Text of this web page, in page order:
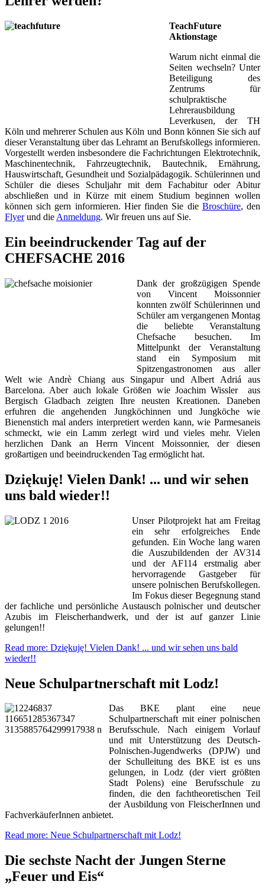
TeachFuture
Aktionstage
Warum nicht einmal die
Seiten wechseln? Unter
Beteiligung des
Zentrums für
schulpraktische
Lehrerausbildung
Leverkusen, der TH
Köln und mehrerer Schulen aus Köln und Bonn können Sie sich auf
dieser Veranstaltung über das Lehramt an Berufskollegs informieren.
Vorgestellt werden insbesondere die Fachrichtungen Elektrotechnik,
Maschinentechnik, Fahrzeugtechnik, Bautechnik, Ernährung,
Hauswirtschaft, Gesundheit und Sozialpädagogik. Schülerinnen und
Schüler die dieses Schuljahr mit dem Fachabitur oder Abitur
abschließen und in Kürze mit einem Studium beginnen wollen
können sich gern informieren. Hier finden Sie die Broschüre, den
Flyerund die Anmeldung. Wir freuen uns auf Sie.
Ein beeindruckender Tag auf der
CHEFSACHE 2016
Dank der großzügigen Spende
von Vincent Moissonnier
konnten zwölf Schülerinnen und
Schüler am vergangenen Montag
die beliebte Veranstaltung
Chefsache besuchen. Im
Mittelpunkt der Veranstaltung
stand ein Symposium mit
Spitzengastronomen aus aller
Welt wie Andrè Chiang aus Singapur und Albert Adriá aus
Barcelona. Aber auch lokale Größen wie Joachim Wissler aus
Bergisch Gladbach zeigten Ihre neusten Kreationen. Daneben
erfuhren die angehenden Jungköchinnen und Jungköche wie
Bienenstich mal anders interpretiert werden kann, wie Parmesaneis
schmeckt, wie ein Lamm zerlegt wird und vieles mehr. Vielen
herzlichen Dank an Herrn Vincent Moissonnier, der diesen
großartigen und beeindruckenden Tag ermöglicht hat.
Dziękuję! Vielen Dank! ... und wir sehen
uns bald wieder!!
Unser Pilotprojekt hat am Freitag
ein sehr erfolgreiches Ende
gefunden. Ein Woche lang waren
die Auszubildenden der AV314
und der AF114 erstmalig aber
hervorragende Gastgeber für
unsere polnischen Berufskollegen.
Im Fokus dieser Begegnung stand
der fachliche und persönliche Austausch polnischer und deutscher
Azubis im Fleischerhandwerk, und der ist auf ganzer Linie
gelungen!!
Read more: Dziękuję! Vielen Dank! ... und wir sehen uns bald
wieder!!
Neue Schulpartnerschaft mit Lodz!
Das BKE plant eine neue
Schulpartnerschaft mit einer polnischen
Berufsschule. Nach einigem Vorlauf
und mit Unterstützung des Deutsch-
Polnischen-Jugendwerks (DPJW) und
der Schulleitung des BKE ist es uns
gelungen, in Lodz (der viert größten
Stadt Polens) eine Berufsschule zu
finden, die den fachtheoretischen Teil
der Ausbildung von FleischerInnen und
FachverkäuferInnen anbietet.
Read more: Neue Schulpartnerschaft mit Lodz!
Die sechste Nacht der Jungen Sterne
„Feuer und Eis“